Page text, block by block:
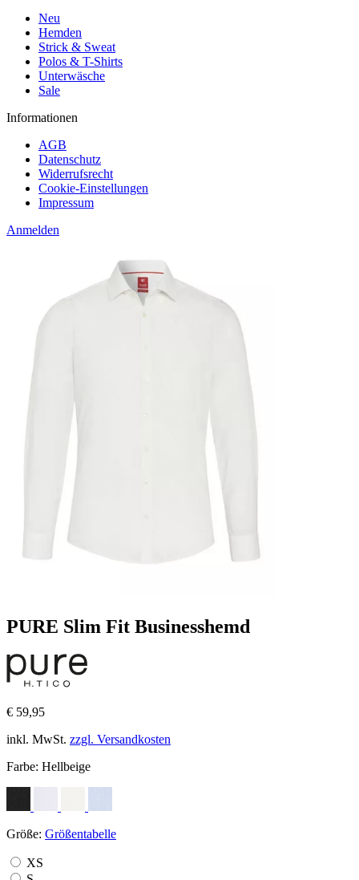
Neu
Hemden
Strick & Sweat
Polos & T-Shirts
Unterwäsche
Sale
Informationen
AGB
Datenschutz
Widerrufsrecht
Cookie-Einstellungen
Impressum
Anmelden
PURE Slim Fit Businesshemd
€ 59,95
inkl. MwSt. zzgl. Versandkosten
Farbe: Hellbeige
Größe: Größentabelle
XS